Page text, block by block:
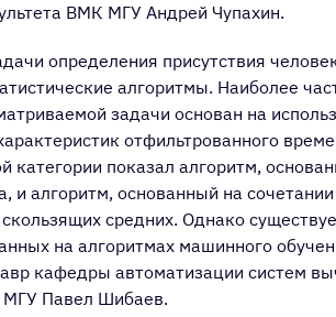
ВМК МГУ Андрей Чупахин.
определения присутствия
алгоритмы. Наиболее
задачи основан на
отфильтрованного
категории показал алгоритм,
и алгоритм, основанный на
средних. Однако
на алгоритмах машинного
кафедры автоматизации систем
Павел Шибаев.